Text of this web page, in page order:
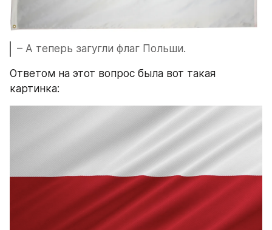
– А теперь загугли флаг Польши.
Ответом на этот вопрос была вот такая
картинка: